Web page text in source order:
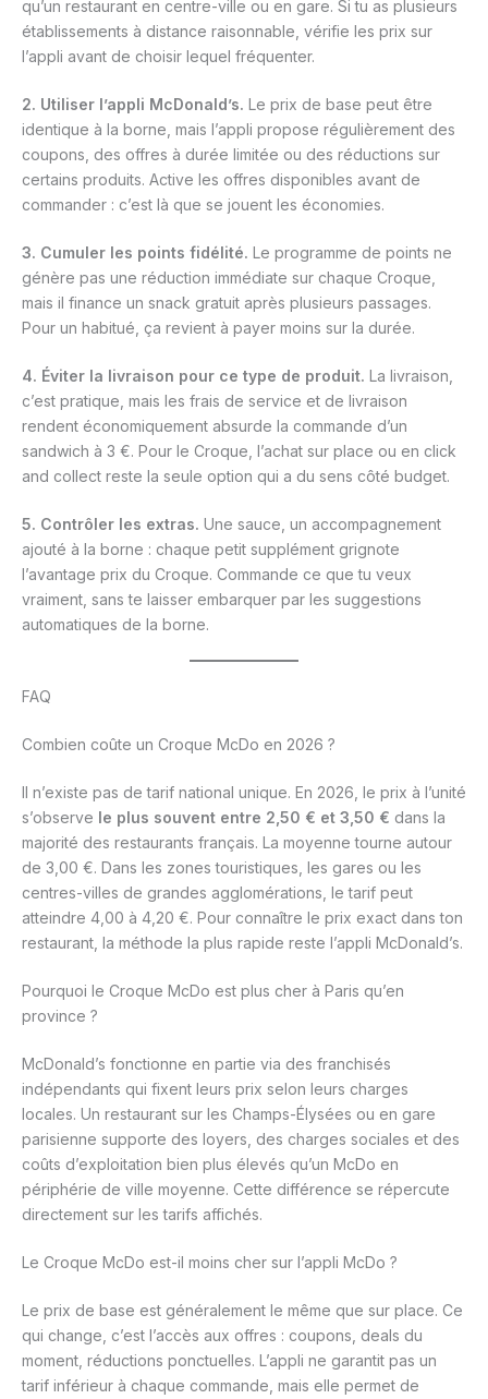
qu’un restaurant en centre-ville ou en gare. Si tu as plusieurs
établissements à distance raisonnable, vérifie les prix sur
l’appli avant de choisir lequel fréquenter.
2. Utiliser l’appli McDonald’s. Le prix de base peut être
identique à la borne, mais l’appli propose régulièrement des
coupons, des offres à durée limitée ou des réductions sur
certains produits. Active les offres disponibles avant de
commander : c’est là que se jouent les économies.
3. Cumuler les points fidélité. Le programme de points ne
génère pas une réduction immédiate sur chaque Croque,
mais il finance un snack gratuit après plusieurs passages.
Pour un habitué, ça revient à payer moins sur la durée.
4. Éviter la livraison pour ce type de produit. La livraison,
c’est pratique, mais les frais de service et de livraison
rendent économiquement absurde la commande d’un
sandwich à 3 €. Pour le Croque, l’achat sur place ou en click
and collect reste la seule option qui a du sens côté budget.
5. Contrôler les extras. Une sauce, un accompagnement
ajouté à la borne : chaque petit supplément grignote
l’avantage prix du Croque. Commande ce que tu veux
vraiment, sans te laisser embarquer par les suggestions
automatiques de la borne.
FAQ
Combien coûte un Croque McDo en 2026 ?
Il n’existe pas de tarif national unique. En 2026, le prix à l’unité
s’observe le plus souvent entre 2,50 € et 3,50 € dans la
majorité des restaurants français. La moyenne tourne autour
de 3,00 €. Dans les zones touristiques, les gares ou les
centres-villes de grandes agglomérations, le tarif peut
atteindre 4,00 à 4,20 €. Pour connaître le prix exact dans ton
restaurant, la méthode la plus rapide reste l’appli McDonald’s.
Pourquoi le Croque McDo est plus cher à Paris qu’en
province ?
McDonald’s fonctionne en partie via des franchisés
indépendants qui fixent leurs prix selon leurs charges
locales. Un restaurant sur les Champs-Élysées ou en gare
parisienne supporte des loyers, des charges sociales et des
coûts d’exploitation bien plus élevés qu’un McDo en
périphérie de ville moyenne. Cette différence se répercute
directement sur les tarifs affichés.
Le Croque McDo est-il moins cher sur l’appli McDo ?
Le prix de base est généralement le même que sur place. Ce
qui change, c’est l’accès aux offres : coupons, deals du
moment, réductions ponctuelles. L’appli ne garantit pas un
tarif inférieur à chaque commande, mais elle permet de